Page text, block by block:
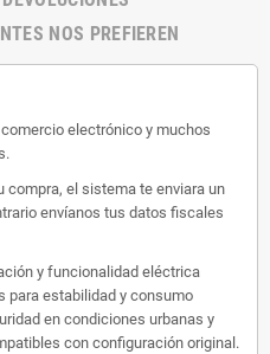
NOS PREFIEREN
electrónico y muchos
compra, el sistema te enviara un
envíanos tus datos fiscales
y funcionalidad eléctrica
para estabilidad y consumo
en condiciones urbanas y
con configuración original.